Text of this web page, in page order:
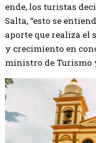
ende, los turistas
Salta, “esto se
aporte que realiza el
y crecimiento en
ministro de Turismo